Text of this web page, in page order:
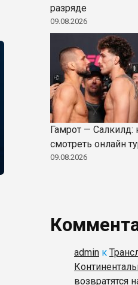
разряде
09.08.2026
Гамрот — Салкилд:
смотреть онлайн
09.08.2026
admin к
возвратятся